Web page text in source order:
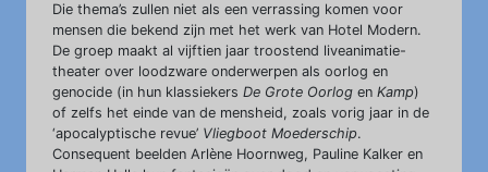
Die thema’s zullen niet als een verrassing komen voor
mensen die bekend zijn met het werk van Hotel Modern.
De groep maakt al vijftien jaar troostend liveanimatie-
theater over loodzware onderwerpen als oorlog en
genocide (in hun klassiekers De Grote Oorlog en Kamp)
of zelfs het einde van de mensheid, zoals vorig jaar in de
‘apocalyptische revue’ Vliegboot Moederschip.
Consequent beelden Arlène Hoornweg, Pauline Kalker en